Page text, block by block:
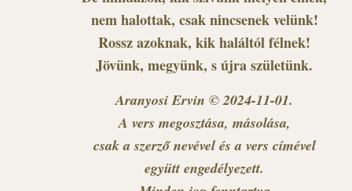
nem halottak, csak nincsenek velünk!
Rossz azoknak, kik haláltól félnek!
Jövünk, megyünk, s újra születünk.
Aranyosi Ervin © 2024-11-01.
A vers megosztása, másolása,
csak a szerző nevével és a vers címével
együtt engedélyezett.